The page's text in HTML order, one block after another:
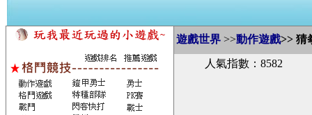
遊戲世界 >>動作遊戲>> 猜
人氣指數：8582